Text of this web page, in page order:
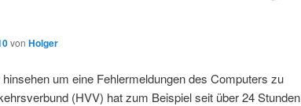
von Holger
um eine Fehlermeldungen des Computers zu
(HVV) hat zum Beispiel seit über 24 Stunden